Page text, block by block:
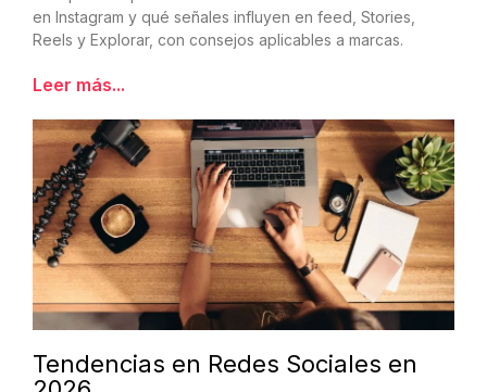
en Instagram y qué señales influyen en feed, Stories,
Reels y Explorar, con consejos aplicables a marcas.
Leer más...
Tendencias en Redes Sociales en